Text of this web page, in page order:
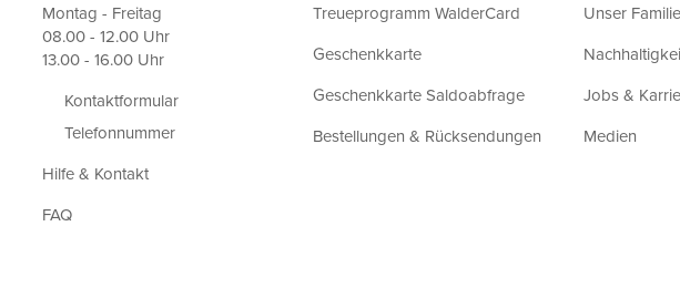
Montag - Freitag
08.00 - 12.00 Uhr
13.00 - 16.00 Uhr
Kontaktformular
Telefonnummer
Hilfe & Kontakt
FAQ
Treueprogramm WalderCard
Geschenkkarte
Geschenkkarte Saldoabfrage
Bestellungen & Rücksendungen
Unser
Jobs &
Medien